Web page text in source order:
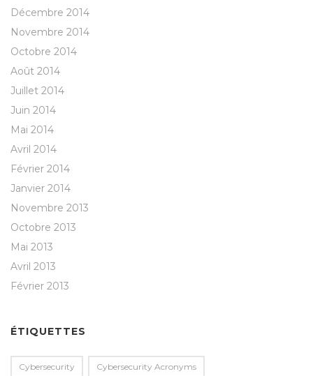
Décembre 2014
Novembre 2014
Octobre 2014
Août 2014
Juillet 2014
Juin 2014
Mai 2014
Avril 2014
Février 2014
Janvier 2014
Novembre 2013
Octobre 2013
Mai 2013
Avril 2013
Février 2013
ÉTIQUETTES
Cybersecurity Cybersecurity Acronyms